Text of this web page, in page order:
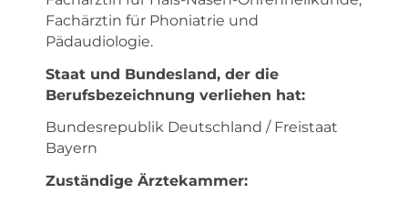
Fachärztin für Phoniatrie und
Pädaudiologie.
Staat und Bundesland, der die
Berufsbezeichnung verliehen hat:
Bundesrepublik Deutschland / Freistaat
Bayern
Zuständige Ärztekammer: